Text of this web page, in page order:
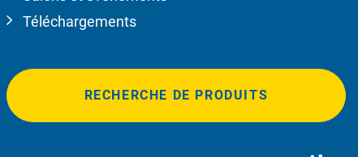
Téléchargements
RECHERCHE DE PRODUITS